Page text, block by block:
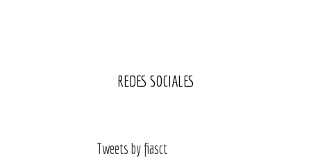
REDES SOCIALES
Tweets by fiasct